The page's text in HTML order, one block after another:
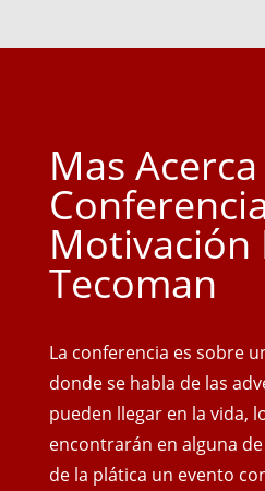
Mas
Motivación
Tecoman
La conferencia es sobre
donde se habla de las
pueden llegar en la vida,
encontrarán en alguna
de la plática un evento